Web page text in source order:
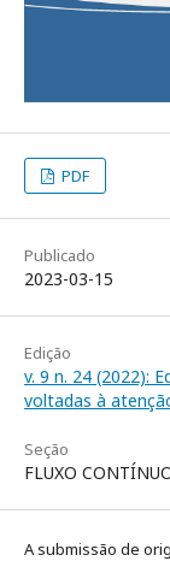
PDF
Publicado
2023-03-15
Edição
v. 9 n. 24 (2022):
voltadas à
Seção
FLUXO
A submissão de